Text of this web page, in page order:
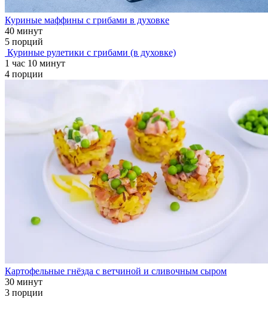
Куриные маффины с грибами в духовке
40 минут
5 порций
Куриные рулетики с грибами (в духовке)
1 час 10 минут
4 порции
Картофельные гнёзда с ветчиной и сливочным сыром
30 минут
3 порции